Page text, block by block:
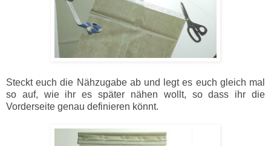
Steckt euch die Nähzugabe ab und legt es euch gleich mal
so auf, wie ihr es später nähen wollt, so dass ihr die
Vorderseite genau definieren könnt.